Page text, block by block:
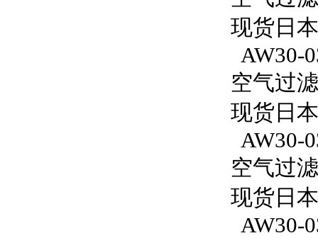
现货日
AW30-
空气过
现货日
AW30-
空气过
现货日
AW30-